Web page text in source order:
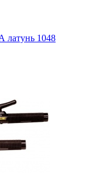
латунь 1048